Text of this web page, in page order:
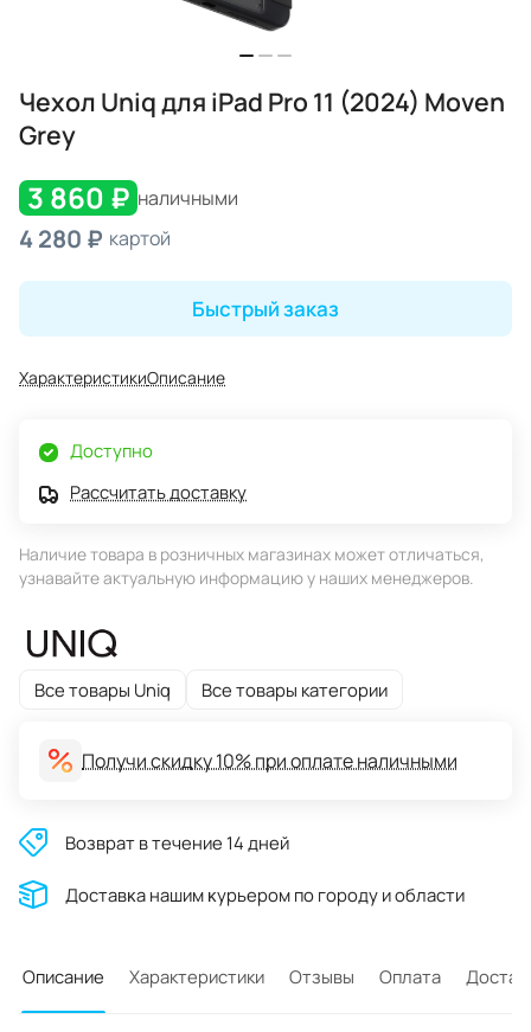
Чехол Uniq для iPad Pro 11 (2024) Moven
Grey
3 860 ₽ наличными
4 280 ₽ картой
Быстрый заказ
ХарактеристикиОписание
Доступно
Рассчитать доставку
Наличие товара в розничных магазинах может отличаться,
узнавайте актуальную информацию у наших менеджеров.
Все товары Uniq Все товары категории
Получи скидку 10% при оплате наличными
Возврат в течение 14 дней
Доставĸа нашим ĸурьером по городу и области
Описание Характеристики Отзывы Оплата